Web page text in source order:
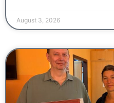
August 3, 2026